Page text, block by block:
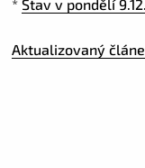
*Stav v pondělí
Aktualizovaný